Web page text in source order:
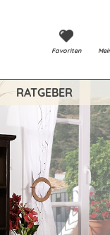
Favoriten
RATGEBER